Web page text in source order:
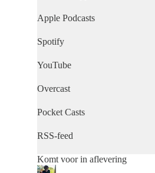
Apple Podcasts
Spotify
YouTube
Overcast
Pocket Casts
RSS-feed
Komt voor in aflevering